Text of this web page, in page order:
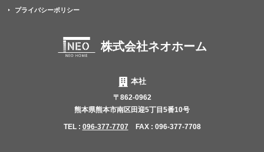
プライバシーポリシー
株式会社ネオホーム
本社
〒862-0962
熊本県熊本市南区田迎5丁目5番10号
TEL : 096-377-7707 FAX : 096-377-7708